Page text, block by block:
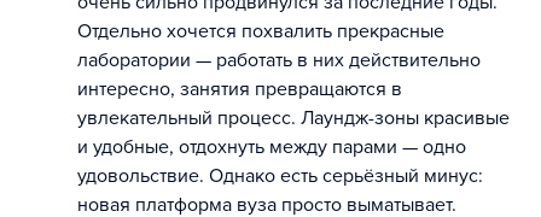
Отдельно хочется похвалить прекрасные
лаборатории — работать в них действительно
интересно, занятия превращаются в
увлекательный процесс. Лаундж-зоны красивые
и удобные, отдохнуть между парами — одно
удовольствие. Однако есть серьёзный минус:
новая платформа вуза просто выматывает.